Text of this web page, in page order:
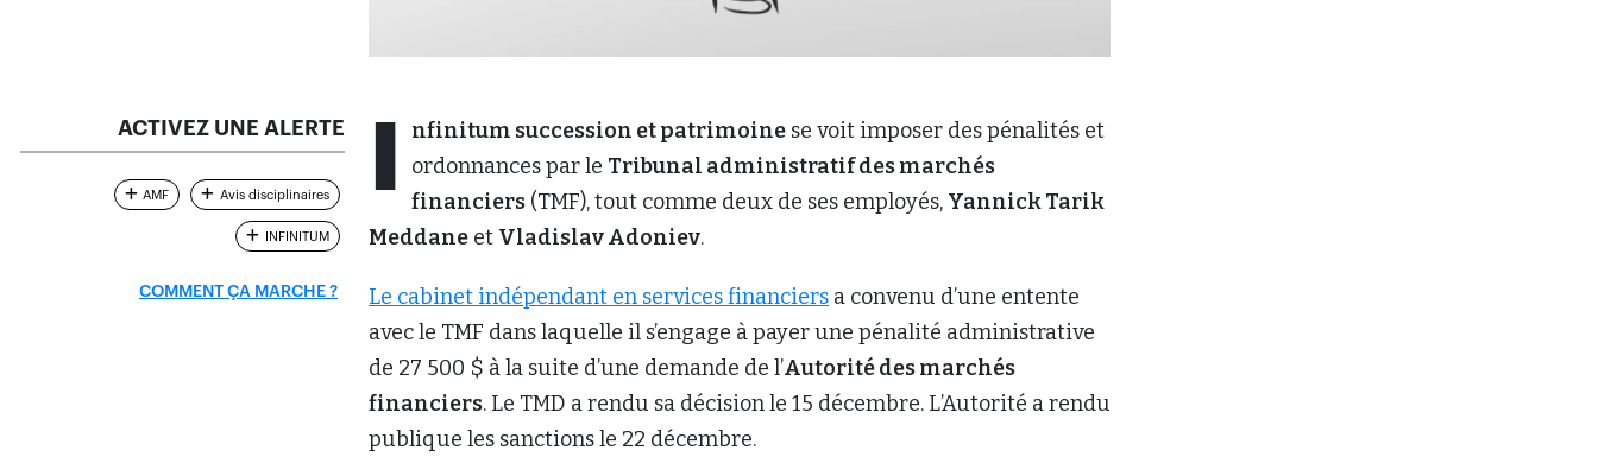
nfinitum succession et patrimoine se voit imposer des pénalités et
ordonnances par le Tribunal administratif des marchés
financiers (TMF), tout comme deux de ses employés, Yannick Tarik
Meddane et Vladislav Adoniev.
Le cabinet indépendant en services financiers a convenu d’une entente
avec le TMF dans laquelle il s’engage à payer une pénalité administrative
de 27 500 $ à la suite d’une demande de l’Autorité des marchés
financiers. Le TMD a rendu sa décision le 15 décembre. L’Autorité a rendu
publique les sanctions le 22 décembre.
ACTIVEZ UNE ALERTE
AMF Avis disciplinaires
INFINITUM
COMMENT ÇA MARCHE ?